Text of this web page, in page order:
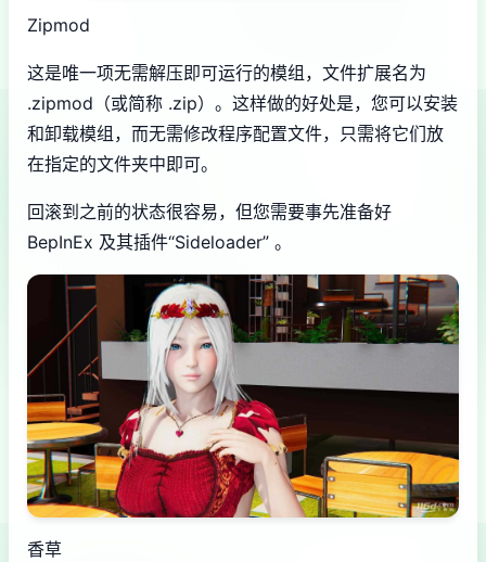
Zipmod
这是唯一项无需解压即可运行的模组，文件扩展名为
.zipmod（或简称 .zip）。这样做的好处是，您可以安装
和卸载模组，而无需修改程序配置文件，只需将它们放
在指定的文件夹中即可。
回滚到之前的状态很容易，但您需要事先准备好
BepInEx 及其插件“Sideloader” 。
香草